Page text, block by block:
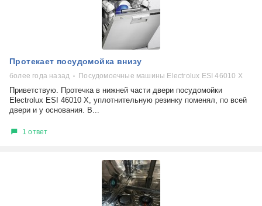
Протекает посудомойка внизу
более года назад Посудомоечные машины Electrolux ESI 46010 X
Приветствую. Протечка в нижней части двери посудомойки
Electrolux ESI 46010 X, уплотнительную резинку поменял, по всей
двери и у основания. В...
1 ответ